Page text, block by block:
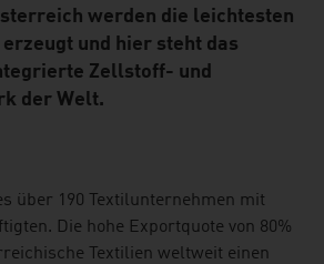
werden die leichtesten
und hier steht das
Zellstoff- und
der Welt.
über 190 Textilunternehmen mit
Die hohe Exportquote von 80%
Textilien weltweit einen